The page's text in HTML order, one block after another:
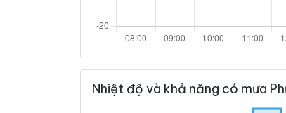
Nhiệt độ và khả năng có mưa